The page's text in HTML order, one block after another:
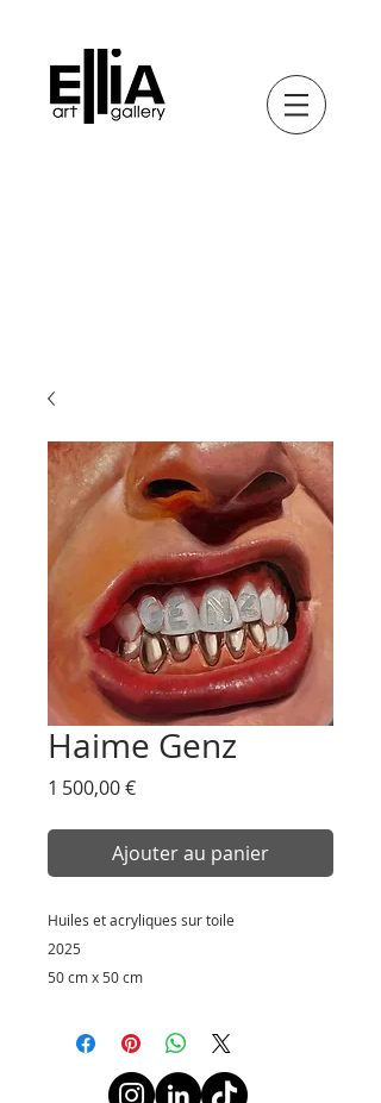
Haime Genz
1 500,00 €Prix
Ajouter au panier
Huiles et acryliques sur toile
2025
50 cm x 50 cm